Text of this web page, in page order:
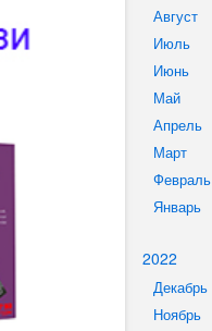
Август
Июль
Июнь
Май
Апрель
Март
Февраль
Январь
2022
Декабрь
Ноябрь